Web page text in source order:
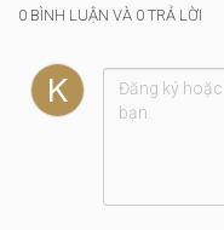
0 BÌNH LUẬN VÀ 0 TRẢ LỜI